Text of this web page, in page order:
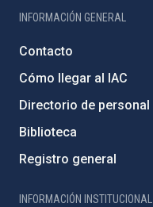
INFORMACIÓN GENERAL
Contacto
Cómo llegar al IAC
Directorio de personal
Biblioteca
Registro general
INFORMACIÓN INSTITUCIONAL